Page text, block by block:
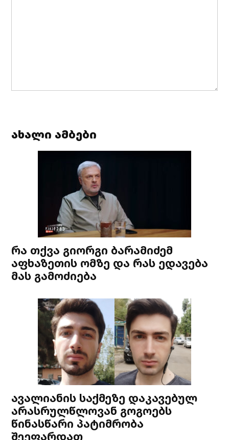
ახალი ამბები
რა თქვა გიორგი ბარამიძემ
აფხაზეთის ომზე და რას ედავება
მას გამოძიება
ავალიანის საქმეზე დაკავებულ
არასრულწლოვან გოგოებს
წინასწარი პატიმრობა
შეეფარდათ